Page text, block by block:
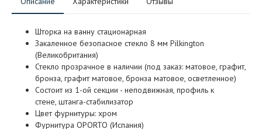
Шторка на ванну стационарная
Закаленное безопасное стекло 8 мм Pilkington
(Великобритания)
Стекло прозрачное в наличии (под заказ: матовое, графит,
бронза, графит матовое, бронза матовое, осветленное)
Состоит из 1-ой секции - неподвижная, профиль к
стене, штанга-стабилизатор
Цвет фурнитуры: хром
Фурнитура OPORTO (Испания)